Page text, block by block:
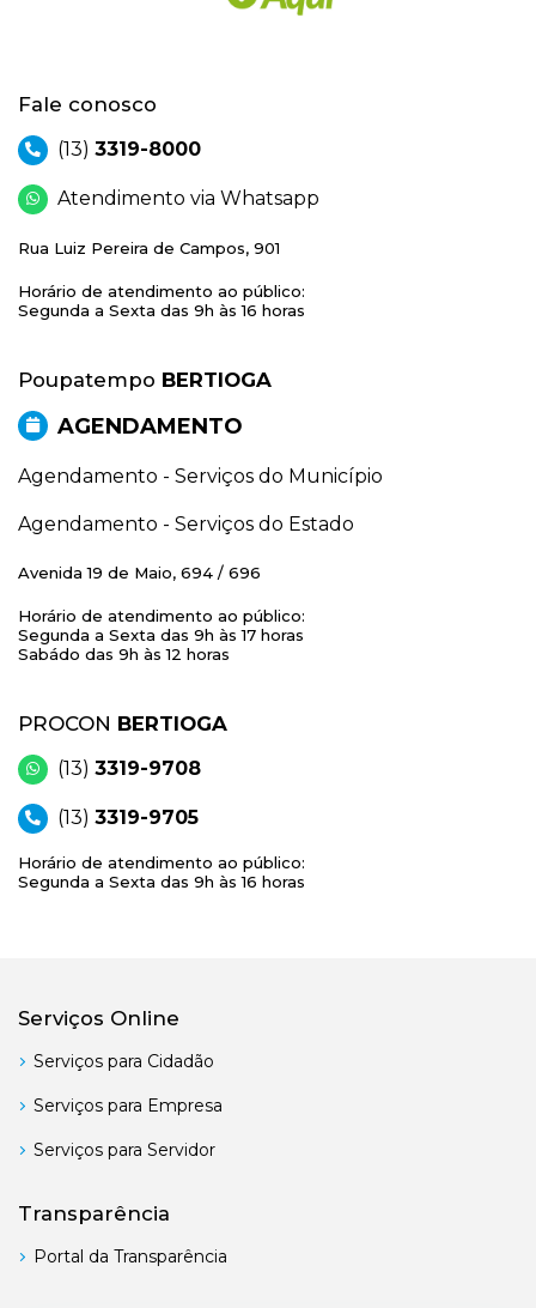
Fale conosco
(13) 3319-8000
Atendimento via Whatsapp
Rua Luiz Pereira de Campos, 901
Horário de atendimento ao público:
Segunda a Sexta das 9h às 16 horas
Poupatempo BERTIOGA
AGENDAMENTO
Agendamento - Serviços do Município
Agendamento - Serviços do Estado
Avenida 19 de Maio, 694 / 696
Horário de atendimento ao público:
Segunda a Sexta das 9h às 17 horas
Sabádo das 9h às 12 horas
PROCON BERTIOGA
(13) 3319-9708
(13) 3319-9705
Horário de atendimento ao público:
Segunda a Sexta das 9h às 16 horas
Serviços Online
Serviços para Cidadão
Serviços para Empresa
Serviços para Servidor
Transparência
Portal da Transparência